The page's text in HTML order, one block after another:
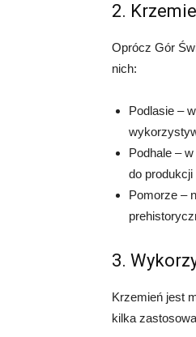
2.
Oprócz Gór
nich:
Podlasie –
Podhale –
do
Pomorze –
3.
Krzemień jest
kilka